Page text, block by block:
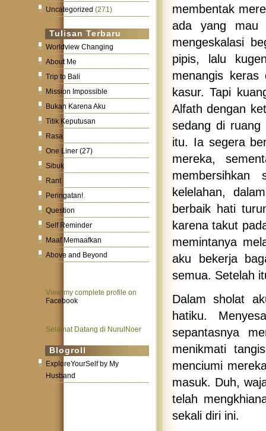
Uncategorized (271)
Tulisan Terbaru
Worldview Changing
About Me
Trip to Bali
Mission Impossible
Bukan Karena Aku
Titik Keputusan
Rasa
One Liner (27)
Sibuk
Rant
Peringatan!
Question
Self Reminder
Maaf Memaafkan
Above and Beyond
View my complete profile on
Facebook
Selamat Datang di NurulNoer
Blogroll
ExploreYourSelf by My
Husband
membentak
ada yang mau
mengeskalasi
pipis, lalu
menangis
kasur. Tapi
Alfath dengan
sedang di ruang
itu. Ia segera
mereka,
kelelahan,
berbaik hati
karena takut
memintanya
aku bekerja
semua. Setelah
Dalam sholat
hatiku.
sepantasnya
menikmati
menciumi
masuk. Duh,
telah
sekali diri ini.